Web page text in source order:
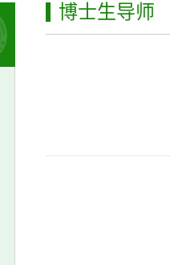
博士生导师